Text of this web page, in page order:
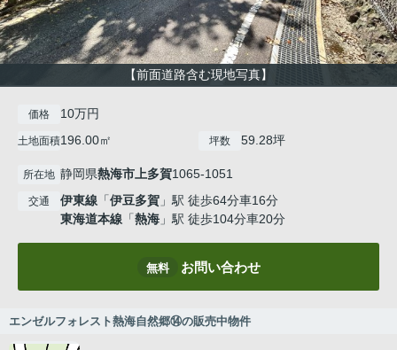
【前面道路含む現地写真】
価格 10万円
土地面積196.00㎡ 坪数 59.28坪
所在地 静岡県熱海市 上多賀1065-1051
交通 伊東線 「伊豆多賀 」駅 徒歩64分車16分
東海道本線 「熱海 」駅 徒歩104分車20分
無料 お問い合わせ
エンゼルフォレスト熱海自然郷⑭の販売中物件